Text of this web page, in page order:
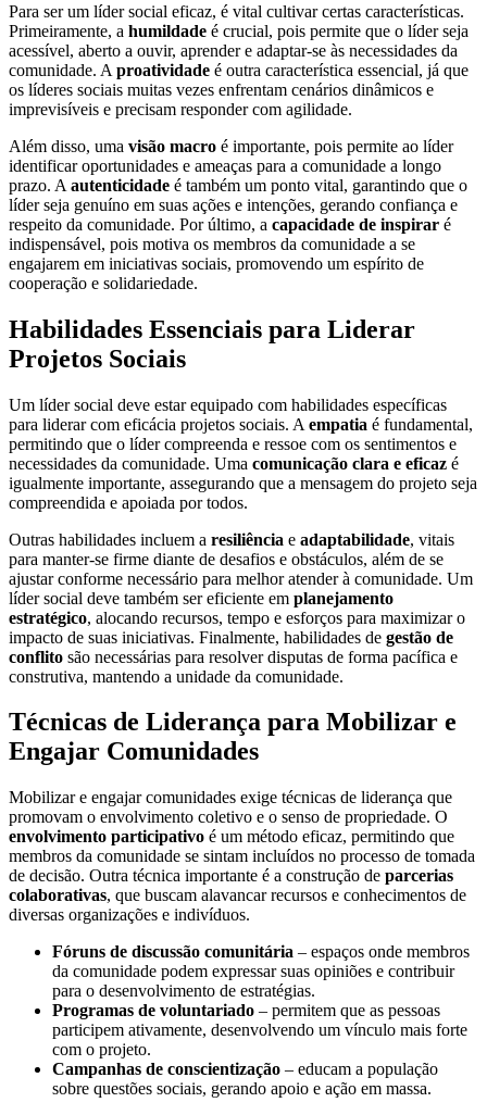
Para ser um líder social eficaz, é vital cultivar certas características.
Primeiramente, a humildade é crucial, pois permite que o líder seja
acessível, aberto a ouvir, aprender e adaptar-se às necessidades da
comunidade. A proatividade é outra característica essencial, já que
os líderes sociais muitas vezes enfrentam cenários dinâmicos e
imprevisíveis e precisam responder com agilidade.
Além disso, uma visão macro é importante, pois permite ao líder
identificar oportunidades e ameaças para a comunidade a longo
prazo. A autenticidade é também um ponto vital, garantindo que o
líder seja genuíno em suas ações e intenções, gerando confiança e
respeito da comunidade. Por último, a capacidade de inspirar é
indispensável, pois motiva os membros da comunidade a se
engajarem em iniciativas sociais, promovendo um espírito de
cooperação e solidariedade.
Habilidades Essenciais para Liderar
Projetos Sociais
Um líder social deve estar equipado com habilidades específicas
para liderar com eficácia projetos sociais. A empatia é fundamental,
permitindo que o líder compreenda e ressoe com os sentimentos e
necessidades da comunidade. Uma comunicação clara e eficaz é
igualmente importante, assegurando que a mensagem do projeto seja
compreendida e apoiada por todos.
Outras habilidades incluem a resiliência e adaptabilidade, vitais
para manter-se firme diante de desafios e obstáculos, além de se
ajustar conforme necessário para melhor atender à comunidade. Um
líder social deve também ser eficiente em planejamento
estratégico, alocando recursos, tempo e esforços para maximizar o
impacto de suas iniciativas. Finalmente, habilidades de gestão de
conflito são necessárias para resolver disputas de forma pacífica e
construtiva, mantendo a unidade da comunidade.
Técnicas de Liderança para Mobilizar e
Engajar Comunidades
Mobilizar e engajar comunidades exige técnicas de liderança que
promovam o envolvimento coletivo e o senso de propriedade. O
envolvimento participativo é um método eficaz, permitindo que
membros da comunidade se sintam incluídos no processo de tomada
de decisão. Outra técnica importante é a construção de parcerias
colaborativas, que buscam alavancar recursos e conhecimentos de
diversas organizações e indivíduos.
Fóruns de discussão comunitária – espaços onde membros
da comunidade podem expressar suas opiniões e contribuir
para o desenvolvimento de estratégias.
Programas de voluntariado – permitem que as pessoas
participem ativamente, desenvolvendo um vínculo mais forte
com o projeto.
Campanhas de conscientização – educam a população
sobre questões sociais, gerando apoio e ação em massa.